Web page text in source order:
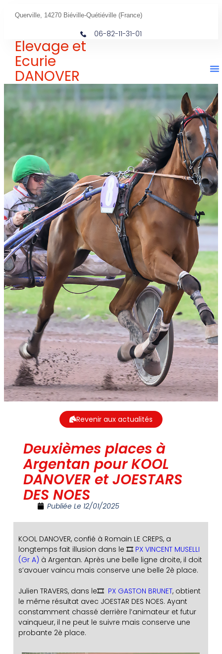
Querville, 14270 Biéville-Quétiéville (France)
06-82-11-31-01
Elevage et
Ecurie
DANOVER
Revenir aux actualités
Deuxièmes places à
Argentan pour KOOL
DANOVER et JOESTARS
DES NOES
Publiée Le 12/01/2025
KOOL DANOVER, confié à Romain LE CREPS, a
longtemps fait illusion dans le 🎞️ PX VINCENT MUSELLI
(Gr A) à Argentan. Après une belle ligne droite, il doit
s’avouer vaincu mais conserve une belle 2è place.
Julien TRAVERS, dans le🎞️ PX GASTON BRUNET, obtient
le même résultat avec JOESTAR DES NOES. Ayant
constamment chassé derrière l’animateur et futur
vainqueur, il ne peut le suivre mais conserve une
probante 2è place.